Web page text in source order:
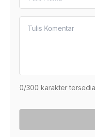
0/300 karakter tersedia